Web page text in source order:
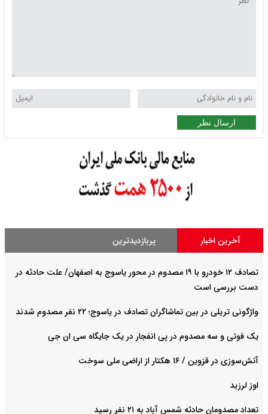
ارسال نظر
آخرین اخبار پربازدیدترین
تصادف ۱۲ خودرو با ۱۹ مصدوم در محور یاسوج به اصفهان/ علت حادثه در
دست بررسی است
واژگونی تریلی در بین تماشاگران تصادف در یاسوج؛ ۲۲ نفر مصدوم شدند
یک فوتی و سه مصدوم در پی انفجار در یک جایگاه سی ان جی
آتش‌سوزی در قزوین / ۱۶ هکتار از اراضی ملی سوخت
اوز لرزید
تعداد مصدومان حادثه شمس آباد به ۲۱ نفر رسید